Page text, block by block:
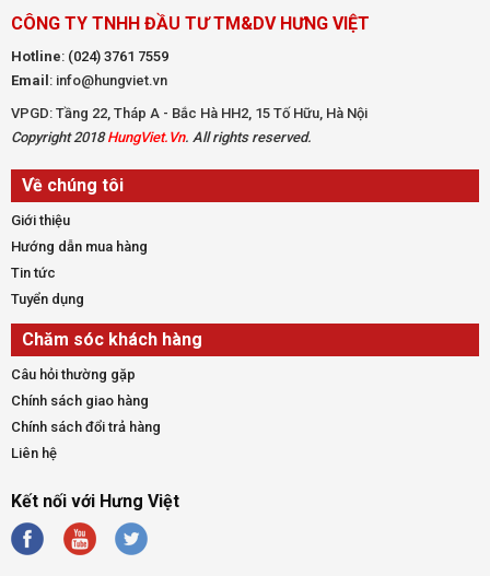
CÔNG TY TNHH ĐẦU TƯ TM&DV HƯNG VIỆT
Hotline: (024) 3761 7559
Email : info@hungviet.vn
VPGD: Tầng 22, Tháp A - Bắc Hà HH2, 15 Tố Hữu, Hà Nội
Copyright 2018HungViet.Vn. All rights reserved.
Về chúng tôi
Giới thiệu
Hướng dẫn mua hàng
Tin tức
Tuyển dụng
Chăm sóc khách hàng
Câu hỏi thường gặp
Chính sách giao hàng
Chính sách đổi trả hàng
Liên hệ
Kết nối với Hưng Việt